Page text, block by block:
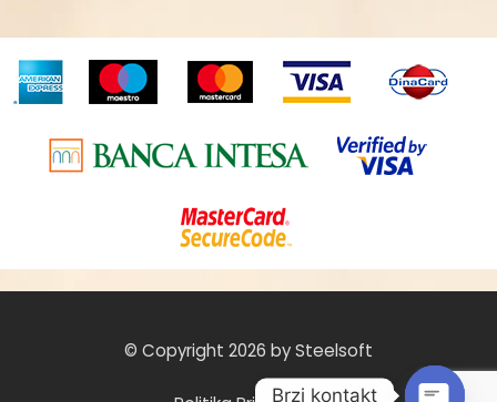
© Copyright 2026 by Steelsoft
Brzi kontakt